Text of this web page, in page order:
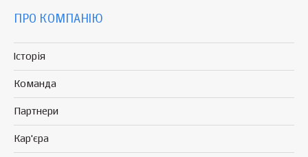
ПРО КОМПАНІЮ
Історія
Команда
Партнери
Кар'єра